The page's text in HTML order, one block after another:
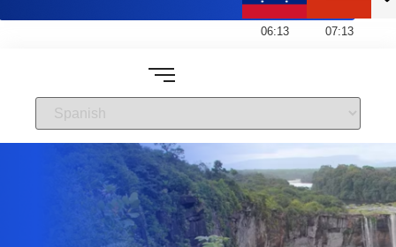
06:13 07:13